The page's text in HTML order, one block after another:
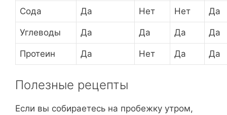
Сода Да Нет Нет Да
Углеводы Да Да Да Да
Протеин Да Нет Да Да
Полезные рецепты
Если вы собираетесь на пробежку утром,